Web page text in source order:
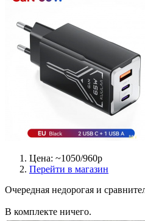
Цена: ~1050/960р
Перейти в магазин
Очередная недорогая и
В комплекте ничего.